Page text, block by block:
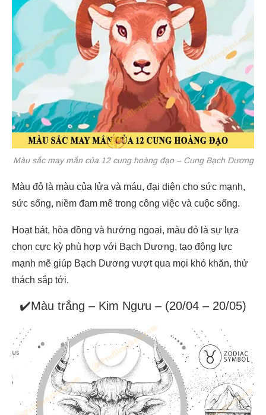
Màu sắc may mắn của 12 cung hoàng đạo – Cung Bạch Dương
Màu đỏ là màu của lửa và máu, đại diện cho sức mạnh,
sức sống, niềm đam mê trong công việc và cuộc sống.
Hoạt bát, hòa đồng và hướng ngoại, màu đỏ là sự lựa
chọn cực kỳ phù hợp với Bạch Dương, tạo động lực
mạnh mẽ giúp Bạch Dương vượt qua mọi khó khăn, thử
thách sắp tới.
✔️Màu trắng – Kim Ngưu – (20/04 – 20/05)